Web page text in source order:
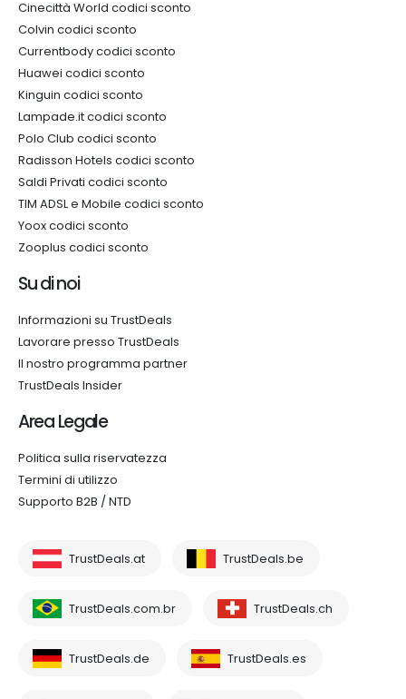
Cinecittà World codici sconto
Colvin codici sconto
Currentbody codici sconto
Huawei codici sconto
Kinguin codici sconto
Lampade.it codici sconto
Polo Club codici sconto
Radisson Hotels codici sconto
Saldi Privati codici sconto
TIM ADSL e Mobile codici sconto
Yoox codici sconto
Zooplus codici sconto
Su di noi
Informazioni su TrustDeals
Lavorare presso TrustDeals
Il nostro programma partner
TrustDeals Insider
Area Legale
Politica sulla riservatezza
Termini di utilizzo
Supporto B2B / NTD
TrustDeals.at TrustDeals.be
TrustDeals.com.br TrustDeals.ch
TrustDeals.de TrustDeals.es